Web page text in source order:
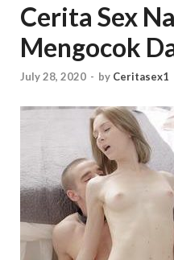
Cerita Sex
Mengocok
July 28, 2020 - by Ceritasex1